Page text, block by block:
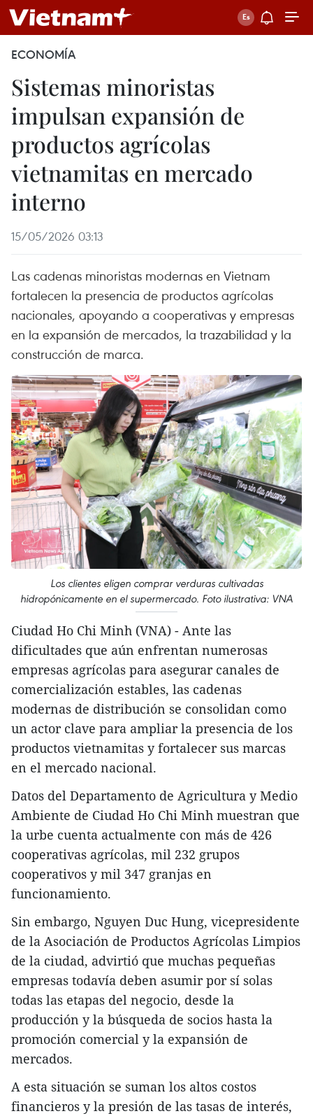
ECONOMÍA
Sistemas minoristas
impulsan expansión de
productos agrícolas
vietnamitas en mercado
interno
15/05/2026 03:13
Las cadenas minoristas modernas en Vietnam
fortalecen la presencia de productos agrícolas
nacionales, apoyando a cooperativas y empresas
en la expansión de mercados, la trazabilidad y la
construcción de marca.
Los clientes eligen comprar verduras cultivadas
hidropónicamente en el supermercado. Foto ilustrativa: VNA
Ciudad Ho Chi Minh (VNA) - Ante las
dificultades que aún enfrentan numerosas
empresas agrícolas para asegurar canales de
comercialización estables, las cadenas
modernas de distribución se consolidan como
un actor clave para ampliar la presencia de los
productos vietnamitas y fortalecer sus marcas
en el mercado nacional.
Datos del Departamento de Agricultura y Medio
Ambiente de Ciudad Ho Chi Minh muestran que
la urbe cuenta actualmente con más de 426
cooperativas agrícolas, mil 232 grupos
cooperativos y mil 347 granjas en
funcionamiento.
Sin embargo, Nguyen Duc Hung, vicepresidente
de la Asociación de Productos Agrícolas Limpios
de la ciudad, advirtió que muchas pequeñas
empresas todavía deben asumir por sí solas
todas las etapas del negocio, desde la
producción y la búsqueda de socios hasta la
promoción comercial y la expansión de
mercados.
A esta situación se suman los altos costos
financieros y la presión de las tasas de interés,